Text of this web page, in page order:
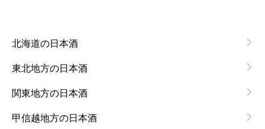
北海道の日本酒
東北地方の日本酒
関東地方の日本酒
甲信越地方の日本酒